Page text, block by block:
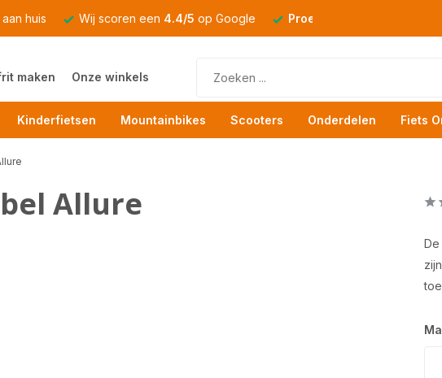
huis Wij scoren een 4.4/5 op Google Proefrit
maken Onze winkels
Kinderfietsen Mountainbikes Scooters Onderdelen Fiets
Allure